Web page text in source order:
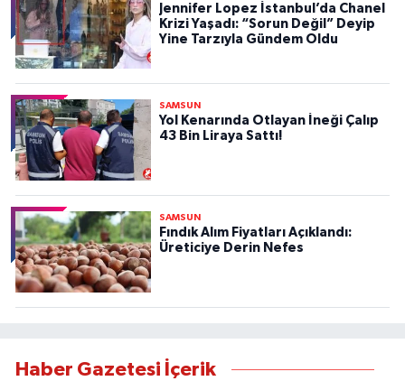
Jennifer Lopez İstanbul’da Chanel
Krizi Yaşadı: “Sorun Değil” Deyip
Yine Tarzıyla Gündem Oldu
SAMSUN
Yol Kenarında Otlayan İneği Çalıp
43 Bin Liraya Sattı!
SAMSUN
Fındık Alım Fiyatları Açıklandı:
Üreticiye Derin Nefes
Haber Gazetesi İçerik